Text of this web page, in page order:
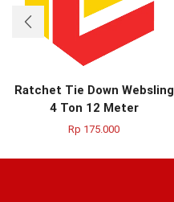
Ratchet Tie Down Websling
4 Ton 12 Meter
Rp 175.000